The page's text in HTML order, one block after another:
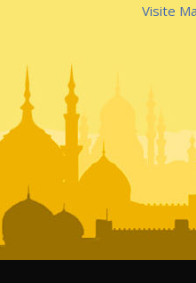
Visite